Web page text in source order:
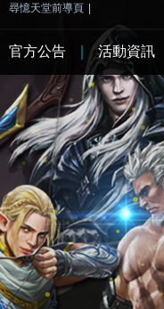
尋憶天堂前導頁